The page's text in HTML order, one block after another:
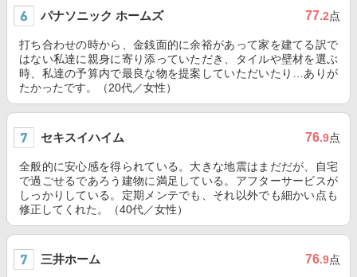
パナソニック ホームズ 77.2点
打ち合わせの時から、金銭面的に余裕があって家を建てる訳で
はない私達に親身に寄り添っていただき、タイルや壁材を選ぶ
時、私達の予算内で最良な物を提案していただいたり…ありが
たかったです。（20代／女性）
セキスイハイム 76.9点
全般的に安心感を得られている。大きな地震はまだだが、自宅
で過ごせるであろう建物に満足している。アフターサービスが
しっかりしている。定期メンテでも、それ以外でも細かい点も
修正してくれた。（40代／女性）
三井ホーム 76.9点